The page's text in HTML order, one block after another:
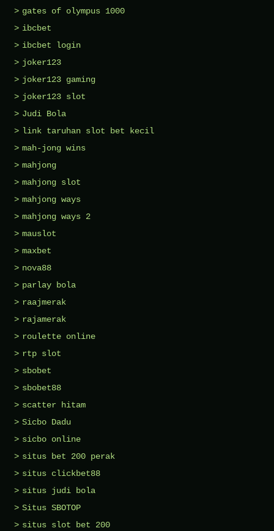
gates of olympus 1000
ibcbet
ibcbet login
joker123
joker123 gaming
joker123 slot
Judi Bola
link taruhan slot bet kecil
mah-jong wins
mahjong
mahjong slot
mahjong ways
mahjong ways 2
mauslot
maxbet
nova88
parlay bola
raajmerak
rajamerak
roulette online
rtp slot
sbobet
sbobet88
scatter hitam
Sicbo Dadu
sicbo online
situs bet 200 perak
situs clickbet88
situs judi bola
Situs SBOTOP
situs slot bet 200